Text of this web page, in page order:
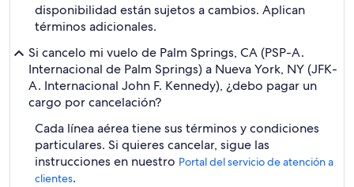
disponibilidad están sujetos a cambios. Aplican
términos adicionales.
Si cancelo mi vuelo de Palm Springs, CA (PSP-A.
Internacional de Palm Springs) a Nueva York, NY (JFK-
A. Internacional John F. Kennedy), ¿debo pagar un
cargo por cancelación?
Cada línea aérea tiene sus términos y condiciones
particulares. Si quieres cancelar, sigue las
instrucciones en nuestro Portal del servicio de atención a
clientes.